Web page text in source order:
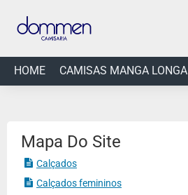
HOME CAMISAS MANGA LONGA
Mapa Do Site
Calçados
Calçados femininos